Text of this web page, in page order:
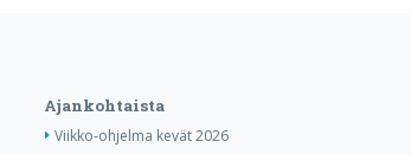
Ajankohtaista
Viikko-ohjelma kevät 2026